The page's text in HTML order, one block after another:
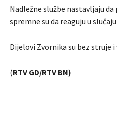
Nadležne službe nastavljaju
spremne su da reaguju u
Dijelovi Zvornika su bez struje i
(RTV GD/RTV BN)